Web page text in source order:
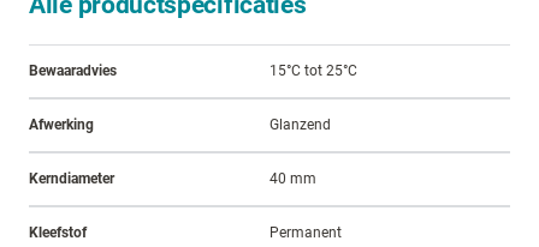
Bewaaradvies 15°C tot 25°C
Afwerking Glanzend
Kerndiameter 40 mm
Kleefstof Permanent